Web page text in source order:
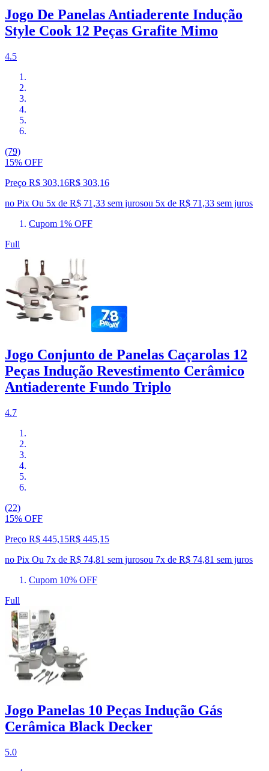
Jogo De Panelas Antiaderente Indução
Style Cook 12 Peças Grafite Mimo
4.5
(79)
15% OFF
Preço R$ 303,16R$ 303,16
no Pix Ou 5x de R$ 71,33 sem jurosou 5x de R$ 71,33 sem juros
Cupom 1% OFF
Full
Jogo Conjunto de Panelas Caçarolas 12
Peças Indução Revestimento Cerâmico
Antiaderente Fundo Triplo
4.7
(22)
15% OFF
Preço R$ 445,15R$ 445,15
no Pix Ou 7x de R$ 74,81 sem jurosou 7x de R$ 74,81 sem juros
Cupom 10% OFF
Full
Jogo Panelas 10 Peças Indução Gás
Cerâmica Black Decker
5.0